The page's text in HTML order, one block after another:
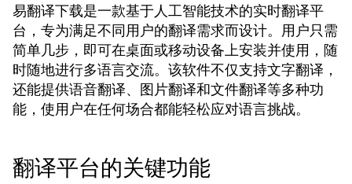
易翻译下载是一款基于人工智能技术的实时翻译平
台，专为满足不同用户的翻译需求而设计。用户只需
简单几步，即可在桌面或移动设备上安装并使用，随
时随地进行多语言交流。该软件不仅支持文字翻译，
还能提供语音翻译、图片翻译和文件翻译等多种功
能，使用户在任何场合都能轻松应对语言挑战。
翻译平台的关键功能